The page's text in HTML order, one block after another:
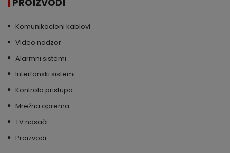
Komunikacioni kablovi
Video nadzor
Alarmni sistemi
Interfonski sistemi
Kontrola pristupa
Mrežna oprema
TV nosači
Proizvodi